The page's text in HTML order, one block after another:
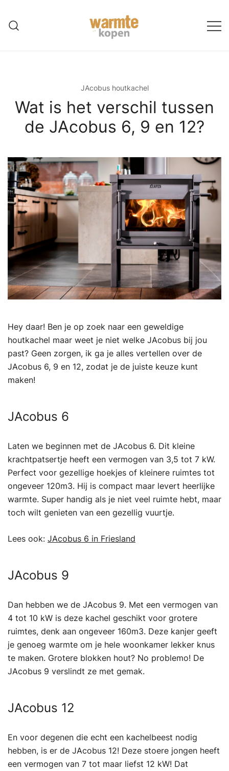
naar
JAcobus houtkachel
Wat is het verschil tussen
de JAcobus 6, 9 en 12?
Hey daar! Ben je op zoek naar een geweldige
houtkachel maar weet je niet welke JAcobus bij jou
past? Geen zorgen, ik ga je alles vertellen over de
JAcobus 6, 9 en 12, zodat je de juiste keuze kunt
maken!
JAcobus 6
Laten we beginnen met de JAcobus 6. Dit kleine
krachtpatsertje heeft een vermogen van 3,5 tot 7 kW.
Perfect voor gezellige hoekjes of kleinere ruimtes tot
ongeveer 120m3. Hij is compact maar levert heerlijke
warmte. Super handig als je niet veel ruimte hebt, maar
toch wilt genieten van een gezellig vuurtje.
Lees ook: JAcobus 6 in Friesland
JAcobus 9
Dan hebben we de JAcobus 9. Met een vermogen van
4 tot 10 kW is deze kachel geschikt voor grotere
ruimtes, denk aan ongeveer 160m3. Deze kanjer geeft
je genoeg warmte om je hele woonkamer lekker knus
te maken. Grotere blokken hout? No problemo! De
JAcobus 9 verslindt ze met gemak.
JAcobus 12
En voor degenen die echt een kachelbeest nodig
hebben, is er de JAcobus 12! Deze stoere jongen heeft
een vermogen van 7 tot maar liefst 12 kW! Dat